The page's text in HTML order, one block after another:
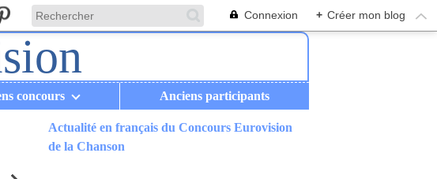
Connexion + Créer mon blog
concours Anciens participants
Actualité en français du Concours Eurovision
de la Chanson